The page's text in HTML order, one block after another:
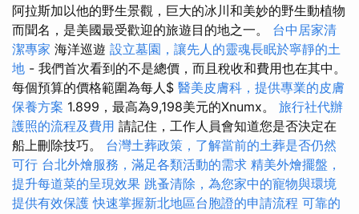
阿拉斯加以他的野生景觀，巨大的冰川和美妙的野生動植物
而聞名，是美國最受歡迎的旅遊目的地之一。 台中居家清
潔專家 海洋巡遊 設立墓園，讓先人的靈魂長眠於寧靜的土
地 - 我們首次看到的不是總價，而且稅收和費用也在其中。
每個預算的價格範圍為每人$ 醫美皮膚科，提供專業的皮膚
保養方案 1.899，最高為9,198美元的Xnumx。 旅行社代辦
護照的流程及費用 請記住，工作人員會知道您是否決定在
船上刪除技巧。 台灣土葬政策，了解當前的土葬是否仍然
可行 台北外燴服務，滿足各類活動的需求 精美外燴擺盤，
提升每道菜的呈現效果 跳蚤清除，為您家中的寵物與環境
提供有效保護 快速掌握新北地區台胞證的申請流程 可靠的